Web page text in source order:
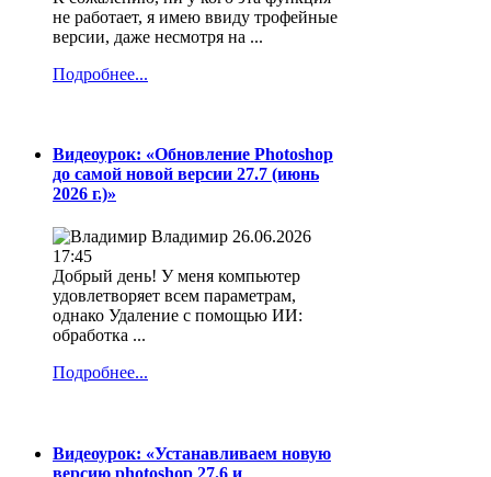
не работает, я имею ввиду трофейные
версии, даже несмотря на ...
Подробнее...
Видеоурок: «Обновление Photoshop
до самой новой версии 27.7 (июнь
2026 г.)»
Владимир 26.06.2026
17:45
Добрый день! У меня компьютер
удовлетворяет всем параметрам,
однако Удаление с помощью ИИ:
обработка ...
Подробнее...
Видеоурок: «Устанавливаем новую
версию photoshop 27.6 и